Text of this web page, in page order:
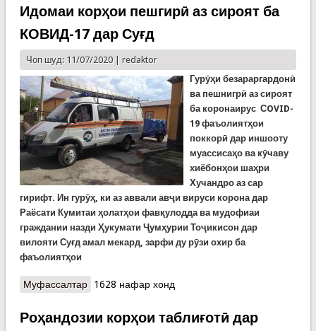
Идомаи корҳои пешгирӣ аз сироят ба
КОВИД-17 дар Суғд
Чоп шуд: 11/07/2020 | redaktor
Гурӯҳи безараргардонӣ
ва пешнигрӣ аз сироят
ба коронаирус СOVID-
19 фаъолиятҳои
поккорӣ дар иншооту
муассисаҳо ва кӯчаву
хиёбонҳои шаҳри
Хучандро аз сар
гирифт. Ин гурӯҳ, ки аз аввали авҷи вируси корона дар
Раёсати Кумитаи ҳолатҳои фавқулодда ва мудофиаи
граждании назди Ҳукумати Ҷумҳурии Тоҷикисон дар
вилояти Суғд амал мекард, зарфи ду рӯзи охир ба
фаъолиятҳои
Муфассалтаро Идомаи корҳои пешгирӣ аз сироят ба
1628 нафар хонд
Роҳандозии корҳои таблиғотӣ дар